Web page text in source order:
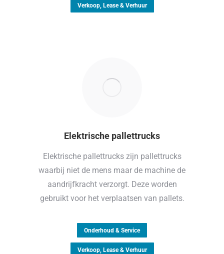
Verkoop, Lease & Verhuur
Elektrische pallettrucks
Elektrische pallettrucks zijn pallettrucks
waarbij niet de mens maar de machine de
aandrijfkracht verzorgt. Deze worden
gebruikt voor het verplaatsen van pallets.
Onderhoud & Service
Verkoop, Lease & Verhuur